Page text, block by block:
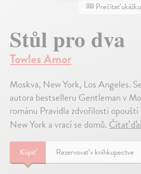
Prečítať ukážku
Stůl pro dva
Towles Amor
Moskva, New York, Los Angeles.
autora bestselleru Gentleman v
románu Pravidla zdvořilosti
New York a vrací se domů.Čítať
Kúpiť Rezervovať v kníhkupectve